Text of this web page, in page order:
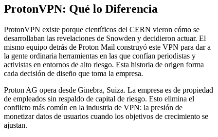
ProtonVPN: Qué lo Diferencia
ProtonVPN existe porque científicos del CERN vieron cómo se
desarrollaban las revelaciones de Snowden y decidieron actuar. El
mismo equipo detrás de Proton Mail construyó este VPN para dar a
la gente ordinaria herramientas en las que confían periodistas y
activistas en entornos de alto riesgo. Esta historia de origen forma
cada decisión de diseño que toma la empresa.
Proton AG opera desde Ginebra, Suiza. La empresa es de propiedad
de empleados sin respaldo de capital de riesgo. Esto elimina el
conflicto más común en la industria de VPN: la presión de
monetizar datos de usuarios cuando los objetivos de crecimiento se
ajustan.